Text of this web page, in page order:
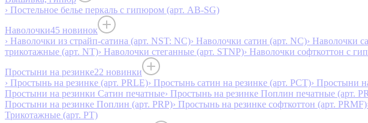
› Постельное белье перкаль с гипюром (арт. AB-SG)
Наволочки45 новинок
› Наволочки из страйп-сатина (арт. NST: NC)› Наволочки сатин (арт. NC)› Наволочки
трикотажные (арт. NT)› Наволочки стеганные (арт. STNP)› Наволочки софткоттон с
Простыни на резинке22 новинки
› Простынь на резинке (арт. PRLE)› Простынь сатин на резинке (арт. PCT)› Простыни
Простыни на резинки Сатин печатные› Простынь на резинке Поплин печатные (арт.
Простыни на резинке Поплин (арт. PRP)› Простынь на резинке софткоттон (арт. PRMF)
Трикотажные (арт. РТ)